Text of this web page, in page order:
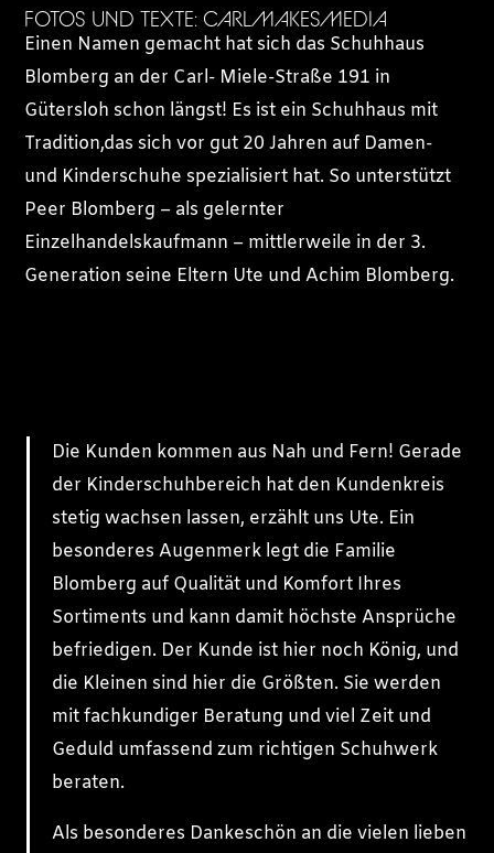
FOTOS UND TEXTE: CARLMAKESMEDIA
Einen Namen gemacht hat sich das Schuhhaus
Blomberg an der Carl- Miele-Straße 191 in
Gütersloh schon längst! Es ist ein Schuhhaus mit
Tradition,das sich vor gut 20 Jahren auf Damen-
und Kinderschuhe spezialisiert hat. So unterstützt
Peer Blomberg – als gelernter
Einzelhandelskaufmann – mittlerweile in der 3.
Generation seine Eltern Ute und Achim Blomberg.
Die Kunden kommen aus Nah und Fern! Gerade
der Kinderschuhbereich hat den Kundenkreis
stetig wachsen lassen, erzählt uns Ute. Ein
besonderes Augenmerk legt die Familie
Blomberg auf Qualität und Komfort Ihres
Sortiments und kann damit höchste Ansprüche
befriedigen. Der Kunde ist hier noch König, und
die Kleinen sind hier die Größten. Sie werden
mit fachkundiger Beratung und viel Zeit und
Geduld umfassend zum richtigen Schuhwerk
beraten.
Als besonderes Dankeschön an die vielen lieben